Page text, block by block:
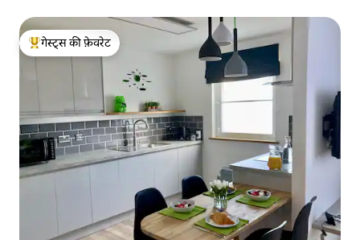
गेस्ट्स का टॉप फ़ेवरेट
गेस्ट्स की फ़ेवरेट